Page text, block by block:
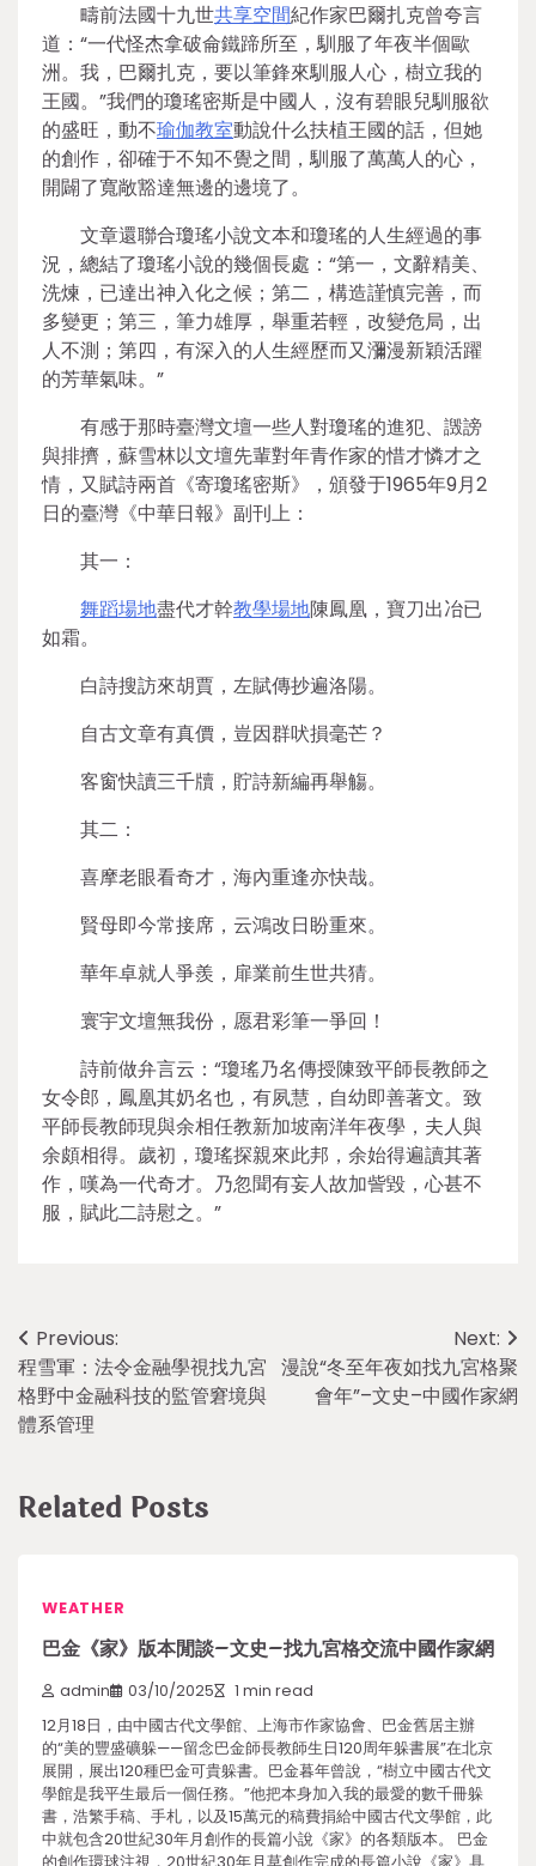
疇前法國十九世共享空間紀作家巴爾扎克曾夸言
道：“一代怪杰拿破侖鐵蹄所至，馴服了年夜半個歐
洲。我，巴爾扎克，要以筆鋒來馴服人心，樹立我的
王國。”我們的瓊瑤密斯是中國人，沒有碧眼兒馴服欲
的盛旺，動不瑜伽教室動說什么扶植王國的話，但她
的創作，卻確于不知不覺之間，馴服了萬萬人的心，
開闢了寬敞豁達無邊的邊境了。
文章還聯合瓊瑤小說文本和瓊瑤的人生經過的事
況，總結了瓊瑤小說的幾個長處：“第一，文辭精美、
洗煉，已達出神入化之候；第二，構造謹慎完善，而
多變更；第三，筆力雄厚，舉重若輕，改變危局，出
人不測；第四，有深入的人生經歷而又瀰漫新穎活躍
的芳華氣味。”
有感于那時臺灣文壇一些人對瓊瑤的進犯、譭謗
與排擠，蘇雪林以文壇先輩對年青作家的惜才憐才之
情，又賦詩兩首《寄瓊瑤密斯》，頒發于1965年9月2
日的臺灣《中華日報》副刊上：
其一：
舞蹈場地盡代才幹教學場地陳鳳凰，寶刀出冶已
如霜。
白詩搜訪來胡賈，左賦傳抄遍洛陽。
自古文章有真價，豈因群吠損毫芒？
客窗快讀三千牘，貯詩新編再舉觴。
其二：
喜摩老眼看奇才，海內重逢亦快哉。
賢母即今常接席，云鴻改日盼重來。
華年卓就人爭羨，扉業前生世共猜。
寰宇文壇無我份，愿君彩筆一爭回！
詩前做弁言云：“瓊瑤乃名傳授陳致平師長教師之
女令郎，鳳凰其奶名也，有夙慧，自幼即善著文。致
平師長教師現與余相任教新加坡南洋年夜學，夫人與
余頗相得。歲初，瓊瑤探親來此邦，余始得遍讀其著
作，嘆為一代奇才。乃忽聞有妄人故加訾毀，心甚不
服，賦此二詩慰之。”
Post
navigation
Previous:
程雪軍：法令金融學視找九宮
格野中金融科技的監管窘境與
體系管理
Next:
漫說“冬至年夜如找九宮格聚
會年”–文史–中國作家網
Related Posts
WEATHER
巴金《家》版本閒談–文史–找九宮格交流中國作家網
admin 03/10/2025 1 min read
12月18日，由中國古代文學館、上海市作家協會、巴金舊居主辦
的“美的豐盛礦躲——留念巴金師長教師生日120周年躲書展”在北京
展開，展出120種巴金可貴躲書。巴金暮年曾說，“樹立中國古代文
學館是我平生最后一個任務。”他把本身加入我的最愛的數千冊躲
書，浩繁手稿、手札，以及15萬元的稿費捐給中國古代文學館，此
中就包含20世紀30年月創作的長篇小說《家》的各類版本。 巴金
的創作環球注視，20世紀30年月草創作完成的長篇小說《家》具